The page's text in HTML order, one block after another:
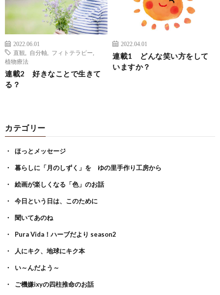
2022.06.01
直観
自分軸 フィトテラピー
植物療法
連載2 好きなことで生きて
る？
2022.04.01
連載1 どんな笑い方をして
いますか？
カテゴリー
ほっとメッセージ
暮らしに「月のしずく」を ゆの里手作り工房から
絵画が楽しくなる「色」のお話
今日という日は、このために
聞いてあのね
Pura Vida！ハーブだより season2
人にキク、地球にキク本
い～んだよう～
ご機嫌ixyの四柱推命のお話